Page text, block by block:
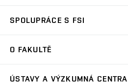
Zápisy
Dny otevřených dveří
Studijní předpisy
Pro prváky
Oblasti výzkumu
Podpora projektů
SPOLUPRÁCE S FSI
Nejvýznamnější partneři
O FAKULTĚ
ÚSTAVY A VÝZKUMNÁ CENTRA